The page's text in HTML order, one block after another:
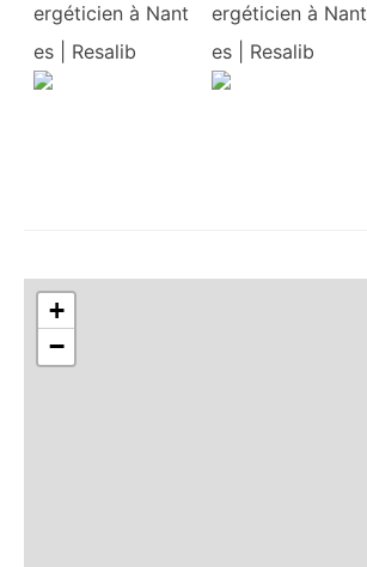
ergéticien à Nant
es | Resalib
ergéticien à Nant
es | Resalib
+
−